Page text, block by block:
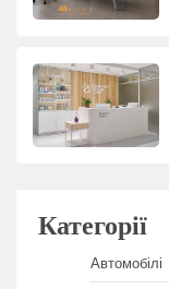
Категорії
Автомобілі